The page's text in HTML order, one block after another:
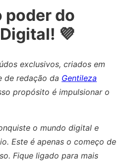
poder do
💜
exclusivos, criados em
de redação da Gentileza
propósito é impulsionar o
o mundo digital e
Este é apenas o começo de
Fique ligado para mais